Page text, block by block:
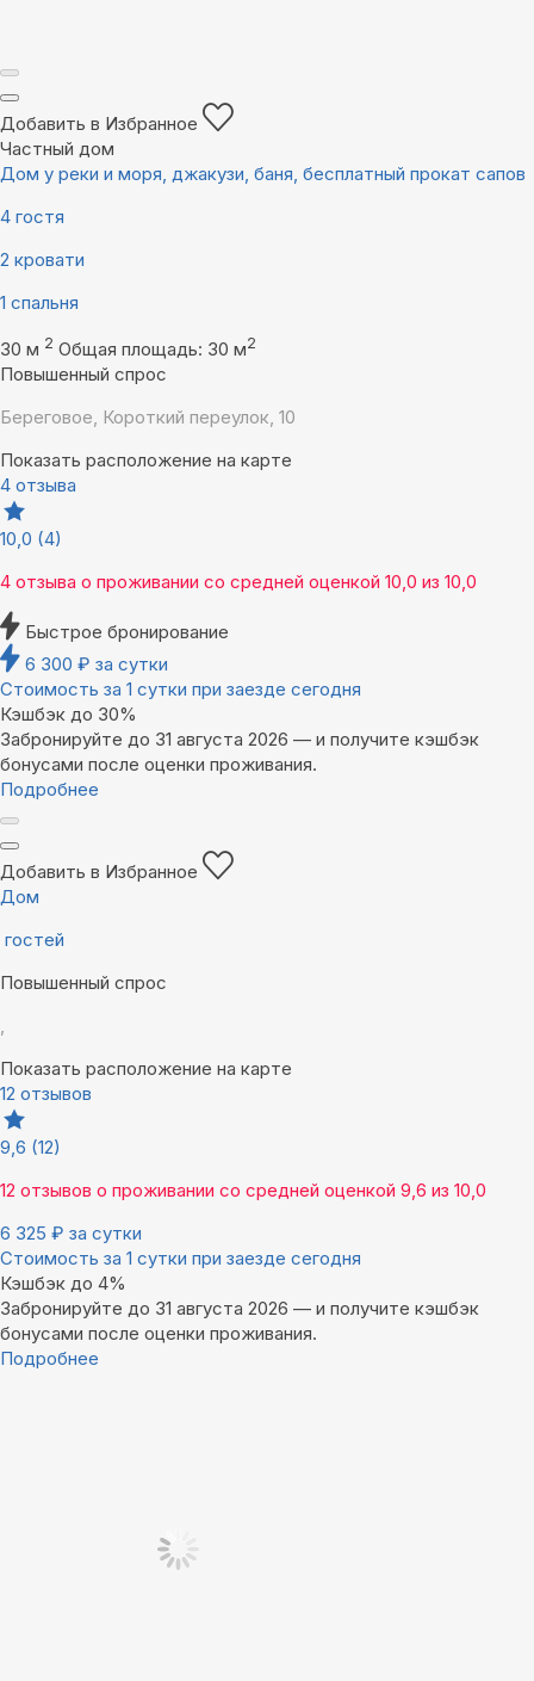
Добавить в Избранное
Частный дом
Дом у реки и моря, джакузи, баня, бесплатный прокат сапов
4 гостя
2 кровати
1 спальня
30 м 2 Общая площадь: 30 м2
Повышенный спрос
Береговое, Короткий переулок, 10
Показать расположение на карте
4 отзыва
10,0 (4)
4 отзыва о проживании со средней оценкой 10,0 из 10,0
Быстрое бронирование
6 300 ₽ за сутки
Стоимость за 1 сутки при заезде сегодня
Кэшбэк до 30%
Забронируйте до 31 августа 2026 — и получите кэшбэк
бонусами после оценки проживания.
Подробнее
Добавить в Избранное
Дом
гостей
Повышенный спрос
,
Показать расположение на карте
12 отзывов
9,6 (12)
12 отзывов о проживании со средней оценкой 9,6 из 10,0
6 325 ₽ за сутки
Стоимость за 1 сутки при заезде сегодня
Кэшбэк до 4%
Забронируйте до 31 августа 2026 — и получите кэшбэк
бонусами после оценки проживания.
Подробнее